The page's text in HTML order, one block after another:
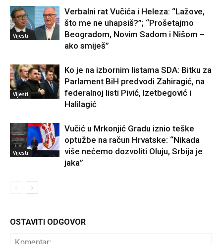
Vijesti
Verbalni rat Vučića i Heleza: “Lažove,
što me ne uhapsiš?”; “Prošetajmo
Beogradom, Novim Sadom i Nišom –
ako smiješ”
Vijesti
Ko je na izbornim listama SDA: Bitku za
Parlament BiH predvodi Zahiragić, na
federalnoj listi Pivić, Izetbegović i
Halilagić
Vijesti
Vučić u Mrkonjić Gradu iznio teške
optužbe na račun Hrvatske: “Nikada
više nećemo dozvoliti Oluju, Srbija je
jaka”
OSTAVITI ODGOVOR